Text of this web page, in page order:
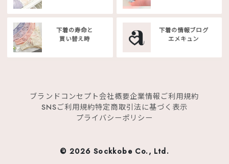
下着の寿命と
買い替え時
下着の情報ブログ
エメキュン
ブランドコンセプト会社概要企業情報 ご利用規約
SNSご利用規約特定商取引法に基づく表示
プライバシーポリシー
© 2026 Sockkobe Co., Ltd.